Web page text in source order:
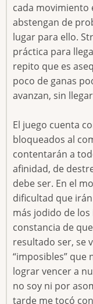
cada movimiento
abstengan de
lugar para ello.
práctica para
repito que es
poco de ganas
avanzan, sin
El juego cuenta
bloqueados al
contentarán a
afinidad, de
debe ser. En el
dificultad que
más jodido de
constancia de
resultado ser, se
“imposibles” que
lograr vencer a
no soy ni por
tarde me tocó